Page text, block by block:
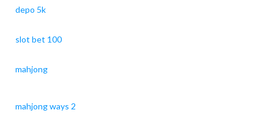
depo 5k
slot bet 100
mahjong
mahjong ways 2